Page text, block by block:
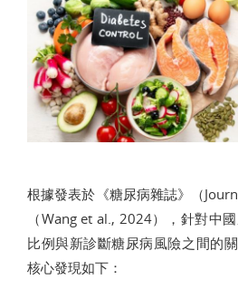
根據發表於《糖尿病雜誌》（
（Wang et al., 2024），針對中
比例與新診斷糖尿病風險之間的
核心發現如下：